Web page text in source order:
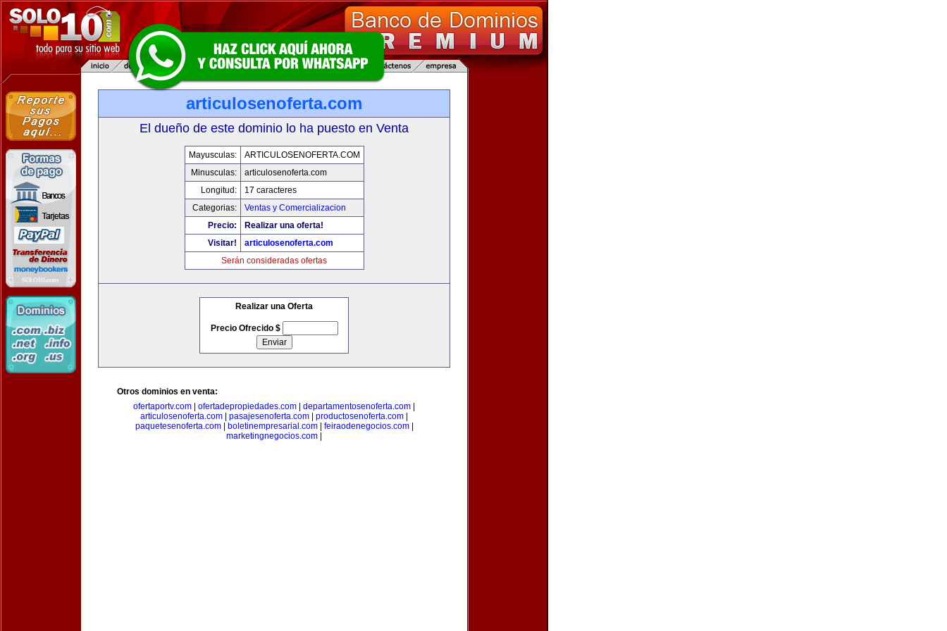
articulosenoferta.com
El dueño de este dominio lo ha puesto en Venta
Mayusculas:
ARTICULOSENOFERTA.COM
Minusculas:
articulosenoferta.com
Longitud:
17 caracteres
Categorias:
Ventas y Comercializacion
Precio:
Realizar una oferta!
Visitar!
articulosenoferta.com
Serán consideradas ofertas
Realizar una Oferta
Precio Ofrecido $
Otros dominios en venta:
ofertaportv.com
ofertadepropiedades.com departamentosenoferta.com
articulosenoferta.com
pasajesenoferta.com productosenoferta.com
paquetesenoferta.com| boletinempresarial.com| feiraodenegocios.com|
marketingnegocios.com